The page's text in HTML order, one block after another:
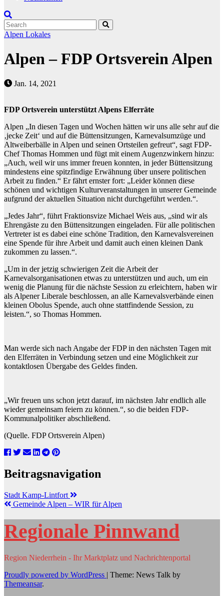
Alpen Lokales
Alpen – FDP Ortsverein Alpen
Jan. 14, 2021
FDP Ortsverein unterstützt Alpens Elferräte
Alpen „In diesen Tagen und Wochen hätten wir uns alle sehr auf die
‚jecke Zeit‘ und auf die Büttensitzungen, Karnevalsumzüge und
Altweiberbälle in Alpen und seinen Ortsteilen gefreut“, sagt FDP-
Chef Thomas Hommen und fügt mit einem Augenzwinkern hinzu:
„Auch, weil wir uns immer freuen konnten, in jeder Büttensitzung
mindestens eine spitzfindige Erwähnung über unsere politischen
Arbeit zu finden.“ Er fährt ernster fort: „Leider können diese
schönen und wichtigen Kulturveranstaltungen in unserer Gemeinde
aufgrund der aktuellen Situation nicht durchgeführt werden.“.
„Jedes Jahr“, führt Fraktionsvize Michael Weis aus, „sind wir als
Ehrengäste zu den Büttensitzungen eingeladen. Für alle politischen
Vertreter ist es dabei eine schöne Tradition, den Karnevalsvereinen
eine Spende für ihre Arbeit und damit auch einen kleinen Dank
zukommen zu lassen.“.
„Um in der jetzig schwierigen Zeit die Arbeit der
Karnevalsorganisationen etwas zu unterstützen und auch, um ein
wenig die Planung für die nächste Session zu erleichtern, haben wir
als Alpener Liberale beschlossen, an alle Karnevalsverbände einen
kleinen Obolus Spende, auch ohne stattfindende Session, zu
leisten.“, so Thomas Hommen.
Man werde sich nach Angabe der FDP in den nächsten Tagen mit
den Elferräten in Verbindung setzen und eine Möglichkeit zur
kontaktlosen Übergabe des Geldes finden.
„Wir freuen uns schon jetzt darauf, im nächsten Jahr endlich alle
wieder gemeinsam feiern zu können.“, so die beiden FDP-
Kommunalpolitiker abschließend.
(Quelle. FDP Ortsverein Alpen)
Beitragsnavigation
Stadt Kamp-Lintfort
Gemeinde Alpen – WIR für Alpen
Regionale Pinnwand
Region Niederrhein - Ihr Marktplatz und Nachrichtenportal
Proudly powered by WordPress | Theme: News Talk by
Themeansar.